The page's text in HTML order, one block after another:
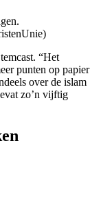
“Het
punten op papier
over de islam
zo’n vijftig